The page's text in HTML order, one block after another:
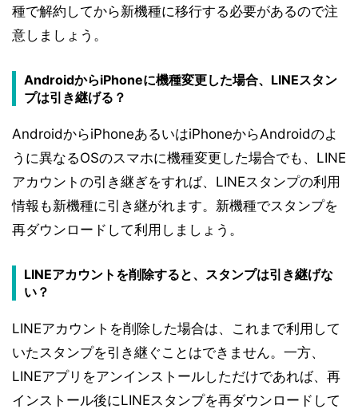
種で解約してから新機種に移行する必要があるので注
意しましょう。
AndroidからiPhoneに機種変更した場合、LINEスタン
プは引き継げる？
AndroidからiPhoneあるいはiPhoneからAndroidのよ
うに異なるOSのスマホに機種変更した場合でも、LINE
アカウントの引き継ぎをすれば、LINEスタンプの利用
情報も新機種に引き継がれます。新機種でスタンプを
再ダウンロードして利用しましょう。
LINEアカウントを削除すると、スタンプは引き継げな
い？
LINEアカウントを削除した場合は、これまで利用して
いたスタンプを引き継ぐことはできません。一方、
LINEアプリをアンインストールしただけであれば、再
インストール後にLINEスタンプを再ダウンロードして